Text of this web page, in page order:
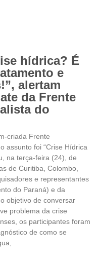
hídrica? É
e
alertam
da Frente
do
criada Frente
assunto foi “Crise Hídrica
na terça-feira (24), de
de Curitiba, Colombo,
e representantes
do Paraná) e da
objetivo de conversar
problema da crise
os participantes foram
de como se